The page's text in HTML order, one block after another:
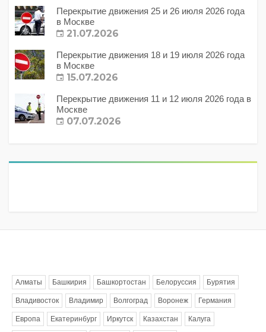
Перекрытие движения 25 и 26 июля 2026 года
в Москве
21.07.2026
Перекрытие движения 18 и 19 июля 2026 года
в Москве
15.07.2026
Перекрытие движения 11 и 12 июля 2026 года в
Москве
07.07.2026
Алматы Башкирия Башкортостан Белоруссия Бурятия
Владивосток Владимир Волгоград Воронеж Германия
Европа Екатеринбург Иркутск Казахстан Калуга